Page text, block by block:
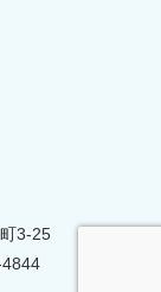
を入力画
に基づい
るものも
を発生さ
約に違反
サービス
お断りす
るため
3-25